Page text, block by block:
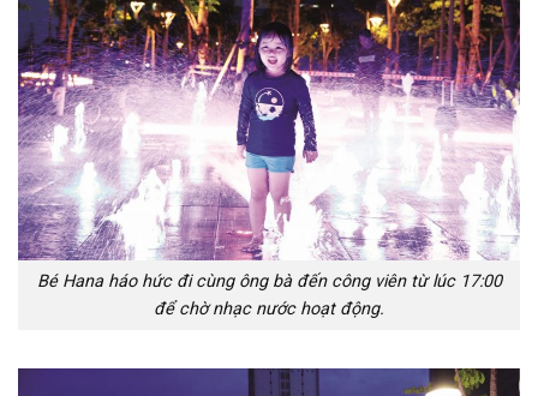
Bé Hana háo hức đi cùng ông bà đến công viên từ lúc 17:00
để chờ nhạc nước hoạt động.